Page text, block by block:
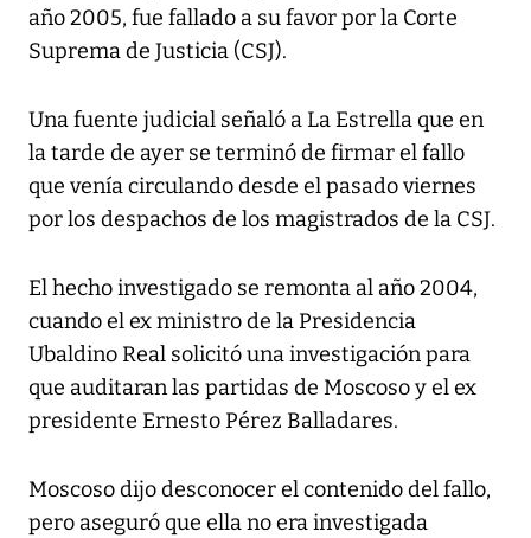
año 2005, fue fallado a su favor por la Corte
Suprema de Justicia (CSJ).
Una fuente judicial señaló a La Estrella que en
la tarde de ayer se terminó de firmar el fallo
que venía circulando desde el pasado viernes
por los despachos de los magistrados de la CSJ.
El hecho investigado se remonta al año 2004,
cuando el ex ministro de la Presidencia
Ubaldino Real solicitó una investigación para
que auditaran las partidas de Moscoso y el ex
presidente Ernesto Pérez Balladares.
Moscoso dijo desconocer el contenido del fallo,
pero aseguró que ella no era investigada